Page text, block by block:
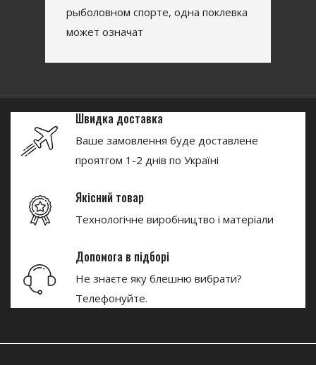
рыболовном спорте, одна поклевка
может означат
Швидка доставка
Ваше замовлення буде доставлене
проятгом 1-2 днів по Україні
Якісний товар
Технологічне виробництво і матеріали
Допомога в підборі
Не знаєте яку блешню вибрати?
Телефонуйте.